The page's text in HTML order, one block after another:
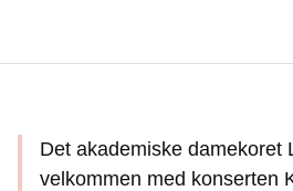
Det akademiske damekoret
velkommen med konserten